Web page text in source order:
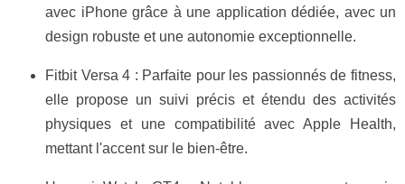
avec iPhone grâce à une application dédiée, avec un
design robuste et une autonomie exceptionnelle.
Fitbit Versa 4 : Parfaite pour les passionnés de fitness,
elle propose un suivi précis et étendu des activités
physiques et une compatibilité avec Apple Health,
mettant l'accent sur le bien-être.